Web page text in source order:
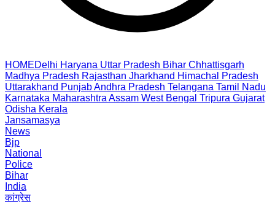
HOMEDelhi Haryana Uttar Pradesh Bihar Chhattisgarh
Madhya Pradesh Rajasthan Jharkhand Himachal Pradesh
Uttarakhand PunjabAndhra Pradesh Telangana Tamil Nadu
Karnataka Maharashtra Assam West Bengal Tripura Gujarat
Odisha Kerala
Jansamasya
News
Bjp
National
Police
Bihar
India
कांग्रेस